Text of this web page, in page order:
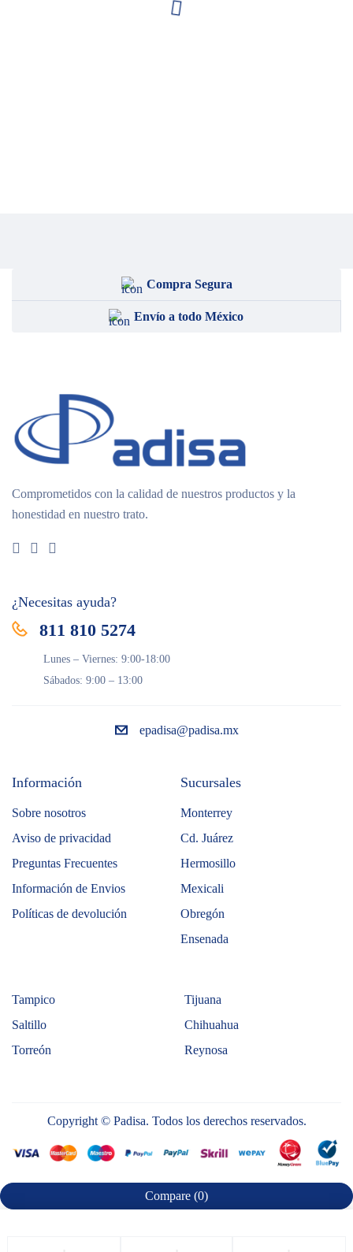
Compra Segura
Envío a todo México
Comprometidos con la calidad de nuestros productos y la
honestidad en nuestro trato.
¿Necesitas ayuda?
811 810 5274
Lunes – Viernes: 9:00-18:00
Sábados: 9:00 – 13:00
epadisa@padisa.mx
Información
Sobre nosotros
Aviso de privacidad
Preguntas Frecuentes
Información de Envios
Políticas de devolución
Sucursales
Monterrey
Cd. Juárez
Hermosillo
Mexicali
Obregón
Ensenada
Tampico
Tijuana
Saltillo
Chihuahua
Torreón
Reynosa
Copyright © Padisa. Todos los derechos reservados.
Compare (0)